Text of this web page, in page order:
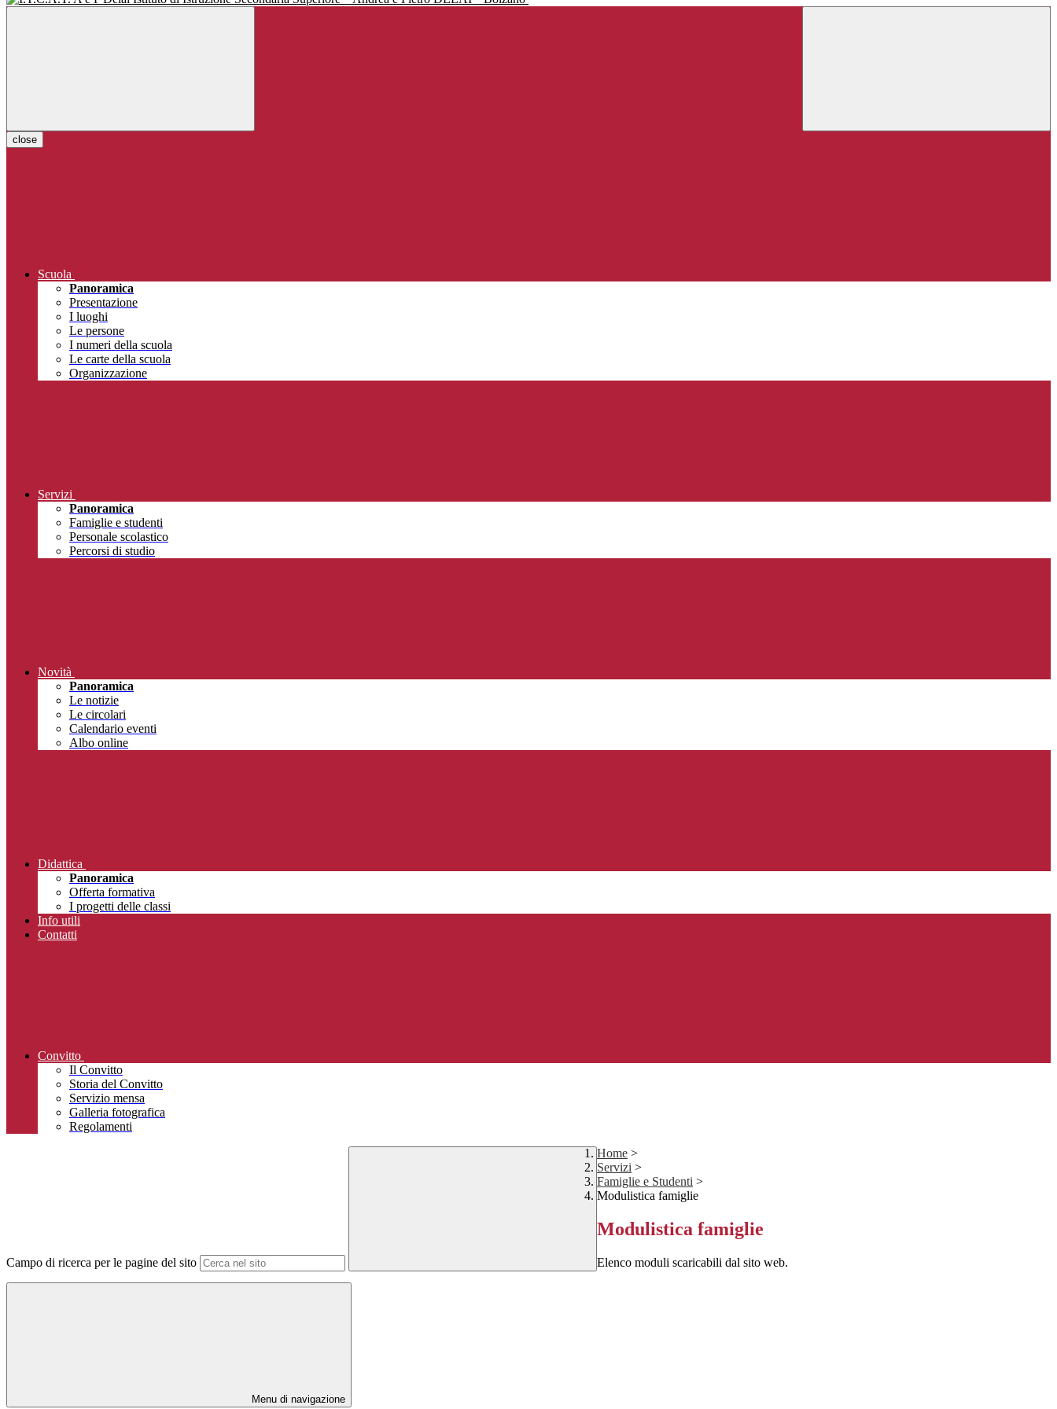
close
Scuola
Panoramica
Presentazione
I luoghi
Le persone
I numeri della scuola
Le carte della scuola
Organizzazione
Servizi
Panoramica
Famiglie e studenti
Personale scolastico
Percorsi di studio
Novità
Panoramica
Le notizie
Le circolari
Calendario eventi
Albo online
Didattica
Panoramica
Offerta formativa
I progetti delle classi
Info utili
Contatti
Convitto
Il Convitto
Storia del Convitto
Servizio mensa
Galleria fotografica
Regolamenti
Campo di ricerca per le pagine del sito
Home >
Servizi >
Famiglie e Studenti >
Modulistica famiglie
Modulistica famiglie
Elenco moduli scaricabili dal sito web.
Menu di navigazione